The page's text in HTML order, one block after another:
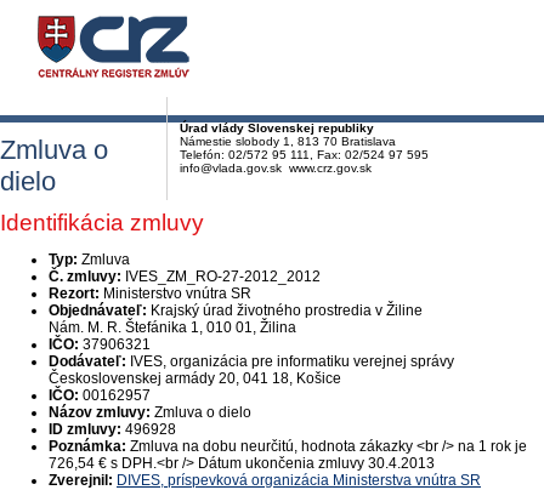
Úrad vlády Slovenskej republiky
Námestie slobody 1, 813 70 Bratislava
Telefón: 02/572 95 111, Fax: 02/524 97 595
info@vlada.gov.sk www.crz.gov.sk
Zmluva o
dielo
Identifikácia zmluvy
Typ: Zmluva
Č. zmluvy: IVES_ZM_RO-27-2012_2012
Rezort: Ministerstvo vnútra SR
Objednávateľ: Krajský úrad životného prostredia v Žiline
Nám. M. R. Štefánika 1, 010 01, Žilina
IČO: 37906321
Dodávateľ: IVES, organizácia pre informatiku verejnej správy
Československej armády 20, 041 18, Košice
IČO: 00162957
Názov zmluvy: Zmluva o dielo
ID zmluvy: 496928
Poznámka: Zmluva na dobu neurčitú, hodnota zákazky <br /> na 1 rok je
726,54 € s DPH.<br /> Dátum ukončenia zmluvy 30.4.2013
Zverejnil: DIVES, príspevková organizácia Ministerstva vnútra SR